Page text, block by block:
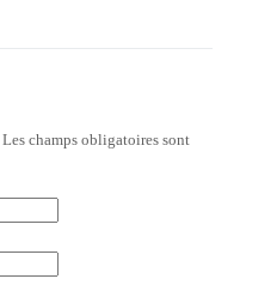
Les champs obligatoires sont